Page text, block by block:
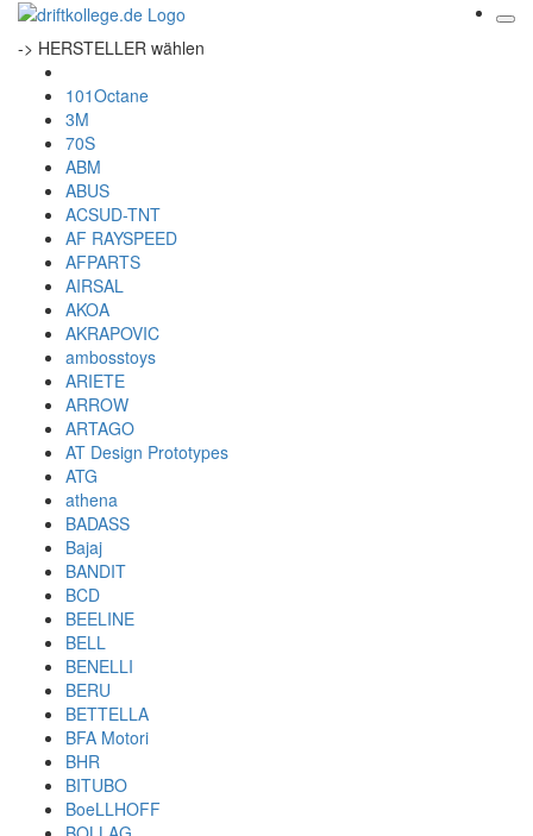
-> HERSTELLER wählen
101Octane
3M
70S
ABM
ABUS
ACSUD-TNT
AF RAYSPEED
AFPARTS
AIRSAL
AKOA
AKRAPOVIC
ambosstoys
ARIETE
ARROW
ARTAGO
AT Design Prototypes
ATG
athena
BADASS
Bajaj
BANDIT
BCD
BEELINE
BELL
BENELLI
BERU
BETTELLA
BFA Motori
BHR
BITUBO
BoeLLHOFF